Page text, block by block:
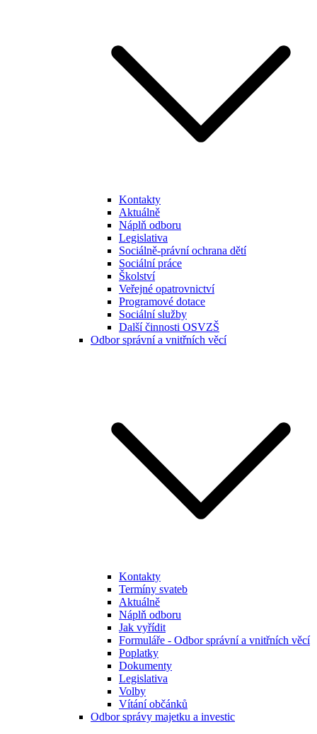
Kontakty
Aktuálně
Náplň odboru
Legislativa
Sociálně-právní ochrana dětí
Sociální práce
Školství
Veřejné opatrovnictví
Programové dotace
Sociální služby
Další činnosti OSVZŠ
Odbor správní a vnitřních věcí
Kontakty
Termíny svateb
Aktuálně
Náplň odboru
Jak vyřídit
Formuláře - Odbor správní a vnitřních věcí
Poplatky
Dokumenty
Legislativa
Volby
Vítání občánků
Odbor správy majetku a investic